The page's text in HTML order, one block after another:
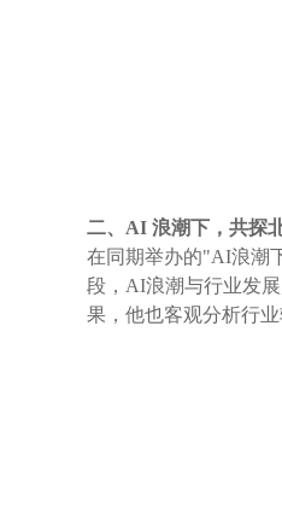
二、AI 浪潮下，共探
在同期举办的"AI浪潮
段，AI浪潮与行业发
果，他也客观分析行